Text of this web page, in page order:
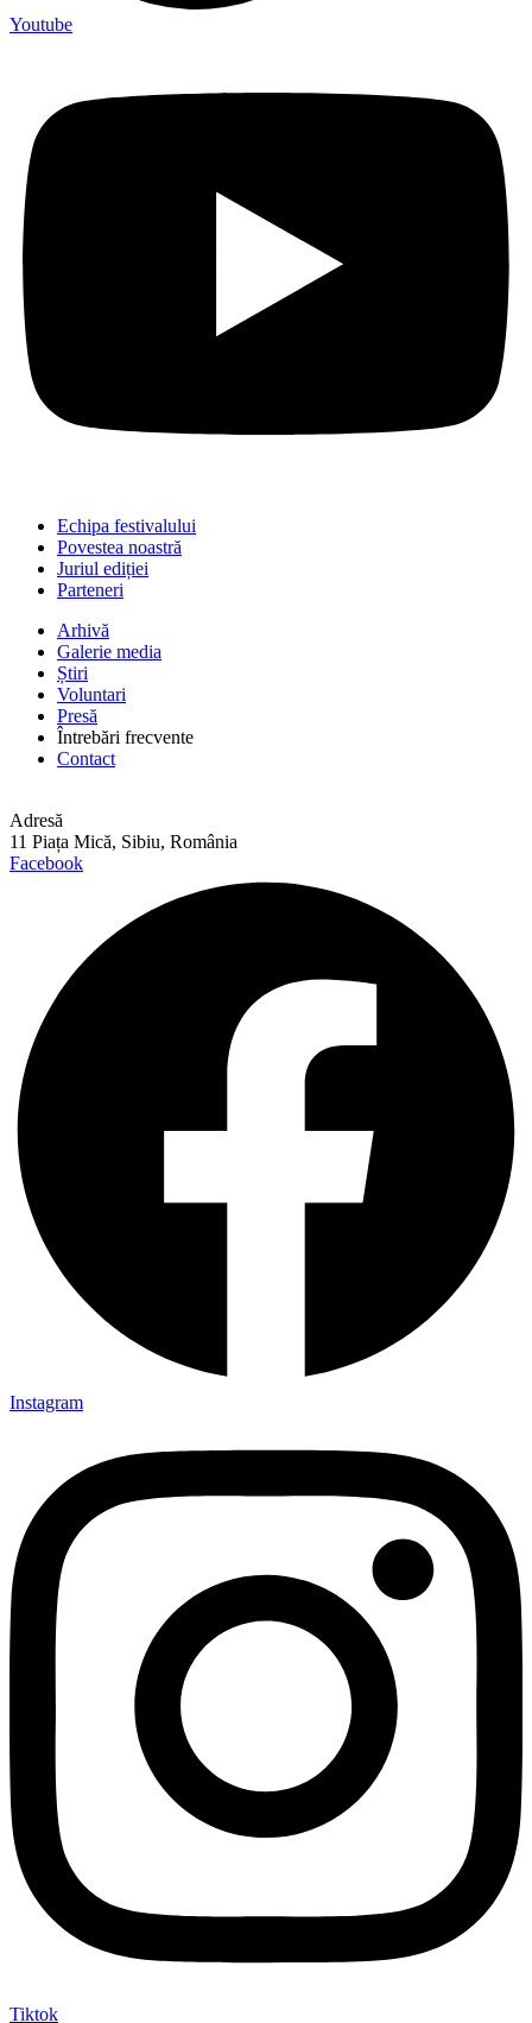
Youtube
Echipa festivalului
Povestea noastră
Juriul ediției
Parteneri
Arhivă
Galerie media
Știri
Voluntari
Presă
Întrebări frecvente
Contact
Adresă
11 Piața Mică, Sibiu, România
Facebook
Instagram
Tiktok